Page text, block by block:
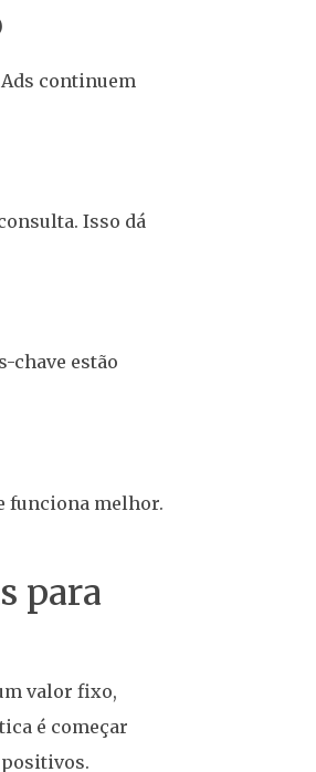
continuem
Isso dá
chave estão
funciona melhor.
para
valor fixo,
é começar